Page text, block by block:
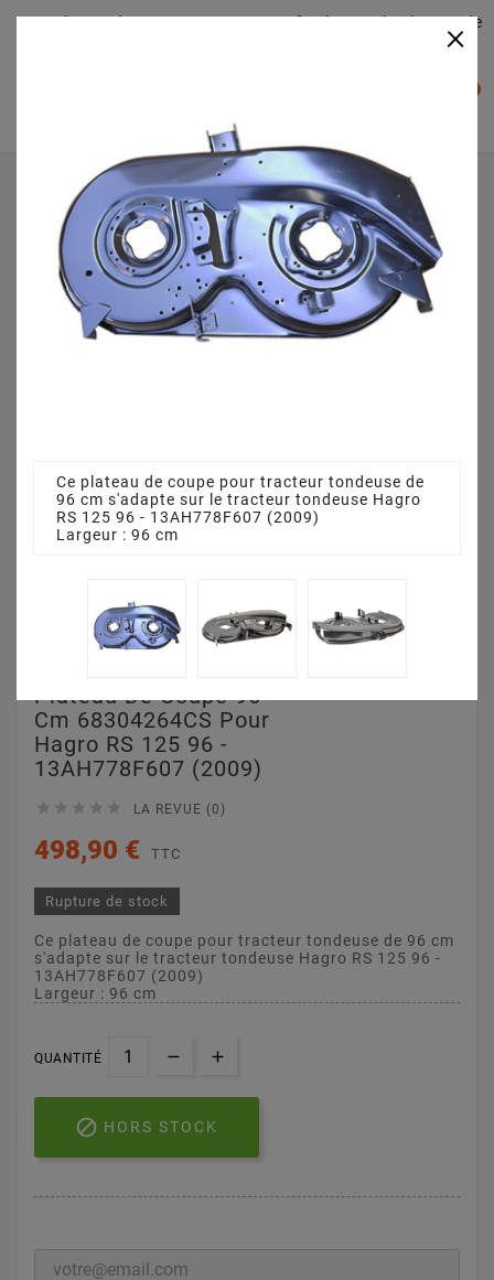
Plateaudecoupe.com : Trouver facilement le plateau de
Accueil
Plateau de coupe
Plateau de coupe 96 cm 68304264CS pour Hagro RS 125
96 - 13AH778F607 (2009)
Plateau De Coupe 96
Cm 68304264CS Pour
Hagro RS 125 96 -
13AH778F607 (2009)
     LA REVUE (0)
498,90 € TTC
Rupture de stock
Ce plateau de coupe pour tracteur tondeuse de 96 cm
s'adapte sur le tracteur tondeuse Hagro RS 125 96 -
13AH778F607 (2009)
Largeur : 96 cm
QUANTITÉ
 HORS STOCK
×
Ce plateau de coupe pour tracteur tondeuse de
96 cm s'adapte sur le tracteur tondeuse Hagro
RS 125 96 - 13AH778F607 (2009)
Largeur : 96 cm